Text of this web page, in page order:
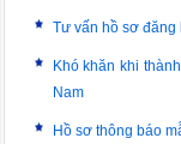
Tư vấn hồ sơ
Khó khăn khi
Nam
Hồ sơ thông báo